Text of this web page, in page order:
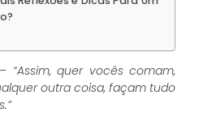
– “Assim, quer vocês comam,
outra coisa, façam tudo